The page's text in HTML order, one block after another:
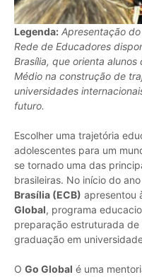
Legenda: Apresentação do
Rede de Educadores
Brasília, que orienta alunos
Médio na construção de
universidades
futuro.
Escolher uma trajetória
adolescentes para um
se tornado uma das
brasileiras. No início do
Brasília (ECB) apresentou
Global, programa
preparação estruturada
graduação em
O Go Global é uma